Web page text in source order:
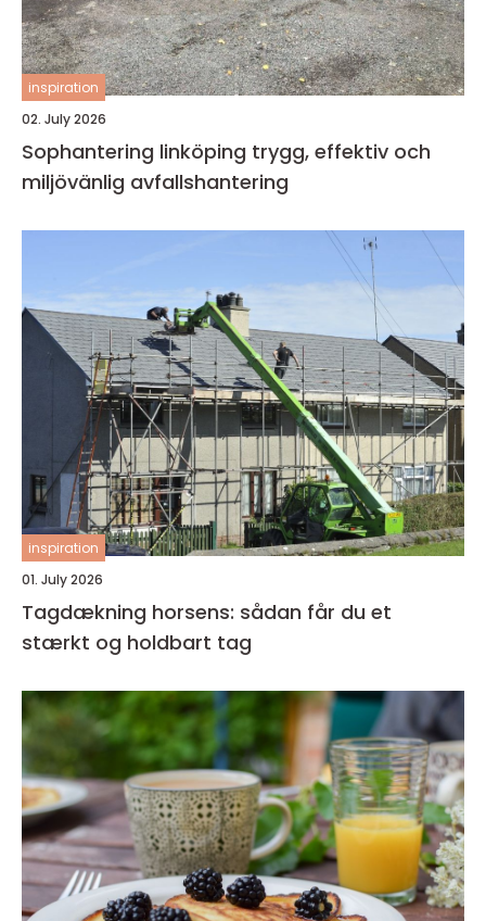
inspiration
02. July 2026
Sophantering linköping trygg, effektiv och
miljövänlig avfallshantering
inspiration
01. July 2026
Tagdækning horsens: sådan får du et
stærkt og holdbart tag